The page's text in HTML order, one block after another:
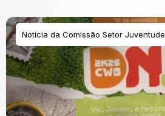
Notícia da Comissão Setor Juventude